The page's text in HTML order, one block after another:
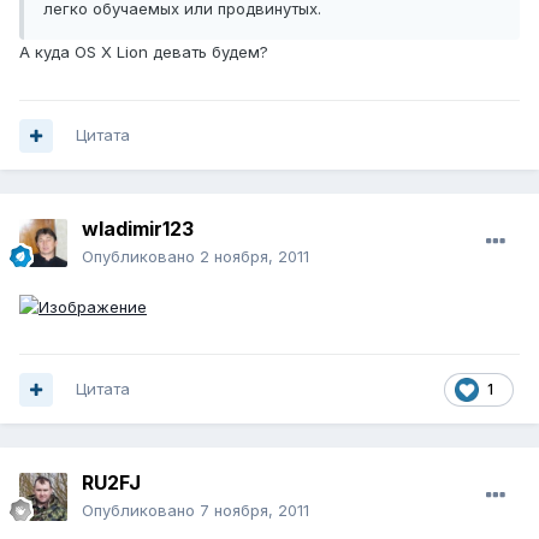
легко обучаемых или продвинутых.
А куда OS X Lion девать будем?
Цитата
wladimir123
Опубликовано 2 ноября, 2011
1
Цитата
RU2FJ
Опубликовано 7 ноября, 2011